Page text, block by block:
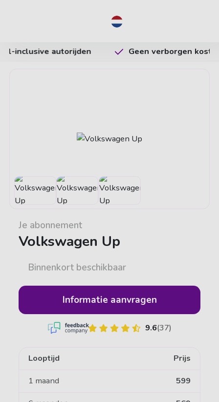
Geen verborgen kosten Vrijheid
Je abonnement
Volkswagen Up
Binnenkort beschikbaar
Informatie aanvragen
9.6(37)
Looptijd Prijs
1 maand 599